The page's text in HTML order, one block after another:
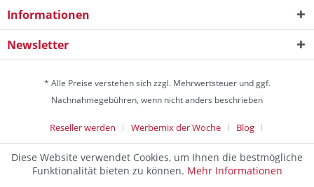
Informationen
Newsletter
* Alle Preise verstehen sich zzgl. Mehrwertsteuer und ggf.
Nachnahmegebühren, wenn nicht anders beschrieben
Reseller werden Werbemix der Woche
Blog
Die Werbeagentur
Discountagentur Medien- & Werbeagentur aus Helmstedt Copyright
Diese Website verwendet Cookies, um Ihnen die bestmögliche
Funktionalität bieten zu können. Mehr Informationen